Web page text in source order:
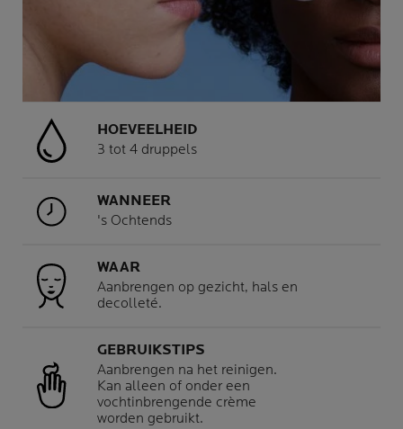
HOEVEELHEID
3 tot 4 druppels
WANNEER
's Ochtends
WAAR
Aanbrengen op gezicht, hals en
decolleté.
GEBRUIKSTIPS
Aanbrengen na het reinigen.
Kan alleen of onder een
vochtinbrengende crème
worden gebruikt.